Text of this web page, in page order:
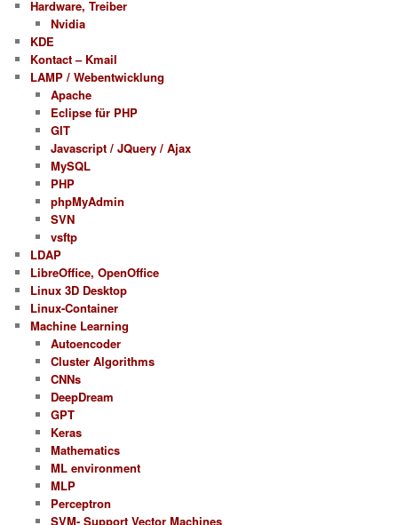
Hardware, Treiber
Nvidia
KDE
Kontact – Kmail
LAMP / Webentwicklung
Apache
Eclipse für PHP
GIT
Javascript / JQuery / Ajax
MySQL
PHP
phpMyAdmin
SVN
vsftp
LDAP
LibreOffice, OpenOffice
Linux 3D Desktop
Linux-Container
Machine Learning
Autoencoder
Cluster Algorithms
CNNs
DeepDream
GPT
Keras
Mathematics
ML environment
MLP
Perceptron
SVM- Support Vector Machines